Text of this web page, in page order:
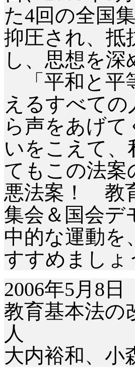
た4回の全国
抑圧され、抵
し、思想を
「平和と平
えるすべて
ら声をあげ
いをこえて、
てもこの法案
悪法案！ 教
集会＆国会デ
中的な運動を
すすめましょ
2006年5月8日
教育基本法の
人
大内裕和、小